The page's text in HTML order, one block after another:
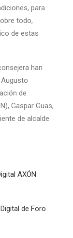
para
todo,
de estas
han
de
Gaspar Guas,
de alcalde
AXÓN
de Foro